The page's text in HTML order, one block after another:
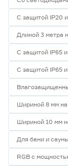
С защитой IP20
Длиной 3 метра
С защитой IP65
С защитой IP65
Шириной 8 мм на
Шириной 10 мм
Для бани и
RGB с